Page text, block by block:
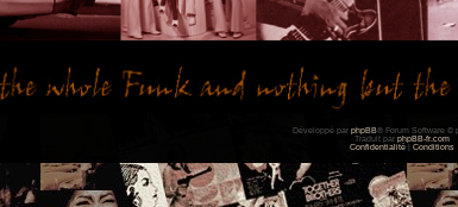
Développé par phpBB® Forum Software ©
Traduit par phpBB-fr.com
Confidentialité
Conditions